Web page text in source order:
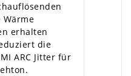
Wärme
erhalten
die
ARC Jitter für